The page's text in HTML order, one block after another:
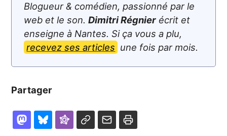
Blogueur & comédien, passionné par le
web et le son.Dimitri Régnier écrit et
enseigne à Nantes. Si ça vous a plu,
recevez ses articles une fois par mois.
Partager